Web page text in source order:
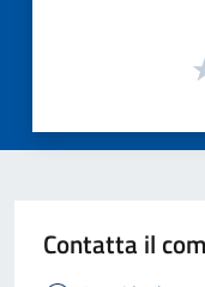
Contatta il